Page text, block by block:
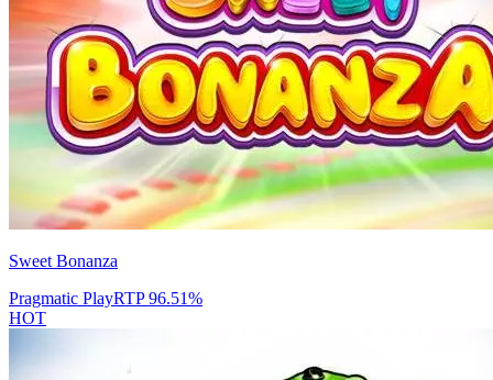
Sweet Bonanza
Pragmatic PlayRTP96.51%
HOT